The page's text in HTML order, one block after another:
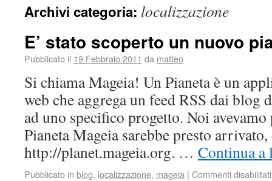
Archivi categoria: localizzazione
E’ stato scoperto un nuovo
Pubblicato il 19 Febbraio 2011 da matteo
Si chiama Mageia! Un Pianeta è un
web che aggrega un feed RSS dai blog
ad uno specifico progetto. Noi
Pianeta Mageia sarebbe presto
http://planet.mageia.org. … Continua a
Pubblicato in blog, localizzazione, mageia | Commenti disabilitati